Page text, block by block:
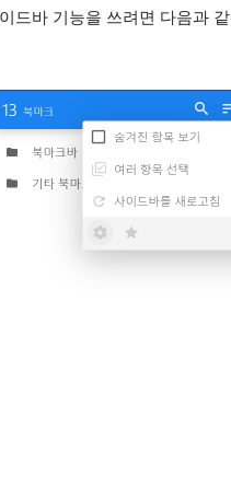
드바 기능을 쓰려면 다음과